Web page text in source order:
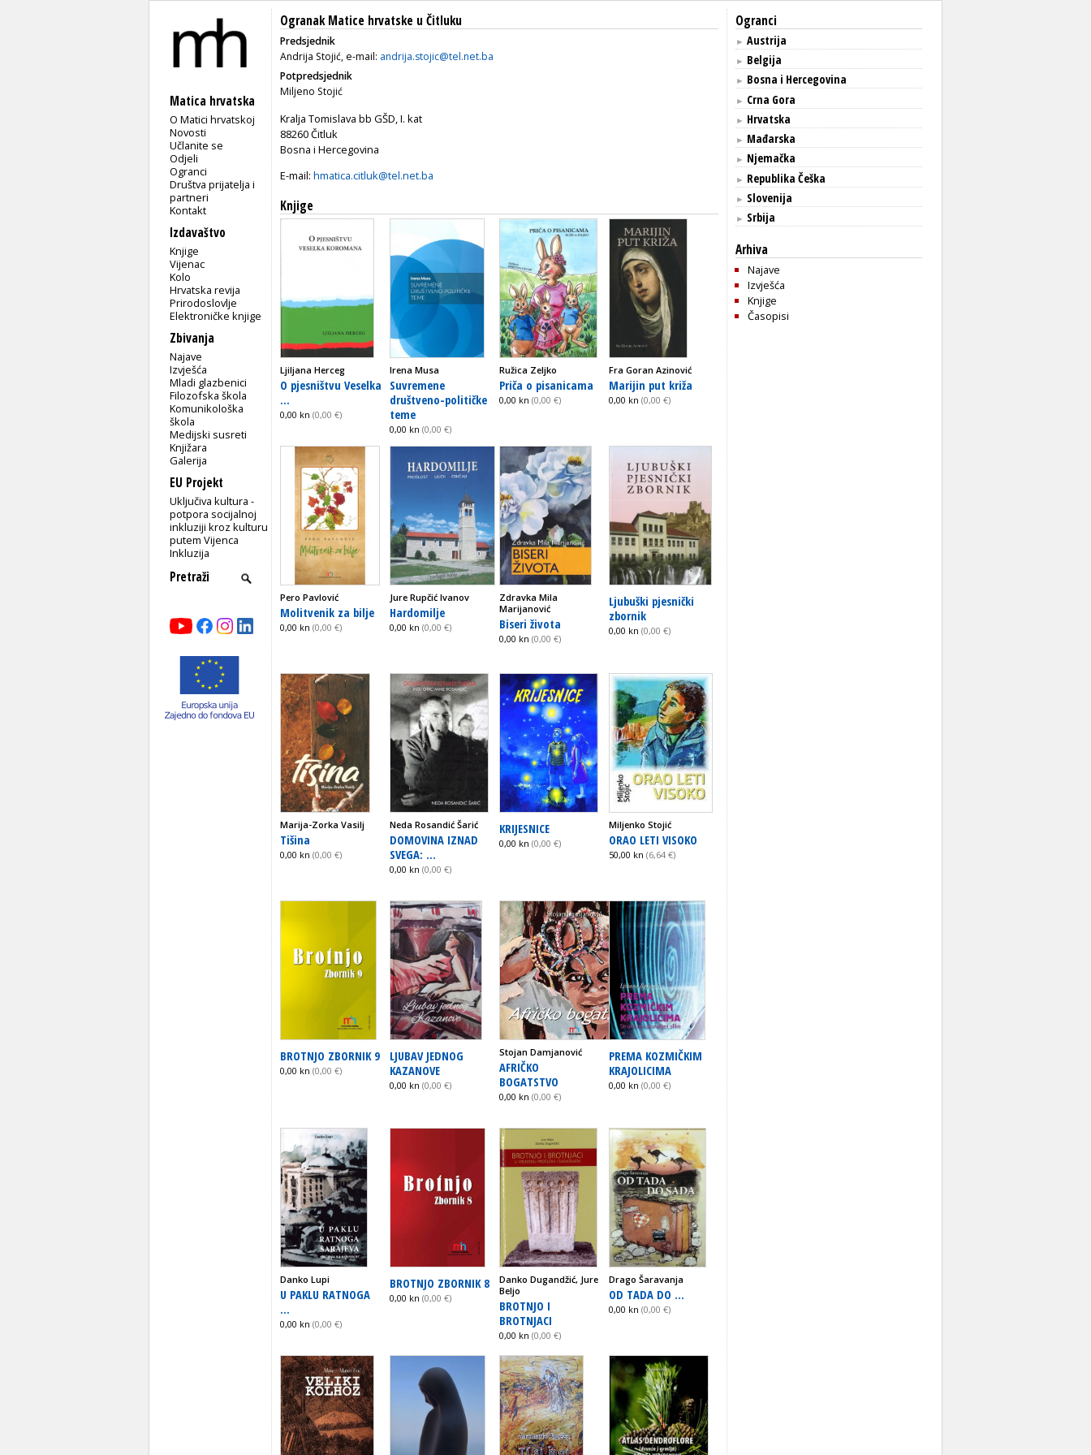
Matica hrvatska
O Matici hrvatskoj
Novosti
Učlanite se
Odjeli
Ogranci
Društva prijatelja i
partneri
Kontakt
Izdavaštvo
Knjige
Vijenac
Kolo
Hrvatska revija
Prirodoslovlje
Elektroničke knjige
Zbivanja
Najave
Izvješća
Mladi glazbenici
Filozofska škola
Komunikološka
škola
Medijski susreti
Knjižara
Galerija
EU Projekt
Uključiva kultura -
potpora socijalnoj
inkluziji kroz kulturu
putem Vijenca
Inkluzija
Ogranak Matice hrvatske u Čitluku
Predsjednik
Andrija Stojić, e-mail: andrija.stojic@tel.net.ba
Potpredsjednik
Miljeno Stojić
Kralja Tomislava bb GŠD, I. kat
88260 Čitluk
Bosna i Hercegovina
E-mail: hmatica.citluk@tel.net.ba
Knjige
Ljiljana Herceg
O pjesništvu Veselka
...
0,00 kn (0,00 €)
Irena Musa
Suvremene
društveno-političke
teme
0,00 kn (0,00 €)
Ružica Zeljko
Priča o pisanicama
0,00 kn (0,00 €)
Fra Goran Azinović
Marijin put križa
0,00 kn (0,00 €)
Pero Pavlović
Molitvenik za bilje
0,00 kn (0,00 €)
Jure Rupčić Ivanov
Hardomilje
0,00 kn (0,00 €)
Zdravka Mila
Marijanović
Biseri života
0,00 kn (0,00 €)
Ljubuški pjesnički
zbornik
0,00 kn (0,00 €)
Marija-Zorka Vasilj
Tišina
0,00 kn (0,00 €)
Neda Rosandić Šarić
DOMOVINA IZNAD
SVEGA: ...
0,00 kn (0,00 €)
KRIJESNICE
0,00 kn (0,00 €)
Miljenko Stojić
ORAO LETI VISOKO
50,00 kn (6,64 €)
BROTNJO ZBORNIK 9
0,00 kn (0,00 €)
LJUBAV JEDNOG
KAZANOVE
0,00 kn (0,00 €)
Stojan Damjanović
AFRIČKO
BOGATSTVO
0,00 kn (0,00 €)
PREMA KOZMIČKIM
KRAJOLICIMA
0,00 kn (0,00 €)
Danko Lupi
U PAKLU RATNOGA
...
0,00 kn (0,00 €)
BROTNJO ZBORNIK 8
0,00 kn (0,00 €)
Danko Dugandžić, Jure
Beljo
BROTNJO I
BROTNJACI
0,00 kn (0,00 €)
Drago Šaravanja
OD TADA DO ...
0,00 kn (0,00 €)
Ogranci
► Austrija
► Belgija
► Bosna i Hercegovina
► Crna Gora
► Hrvatska
► Mađarska
► Njemačka
► Republika Češka
► Slovenija
► Srbija
Arhiva
Najave
Izvješća
Knjige
Časopisi